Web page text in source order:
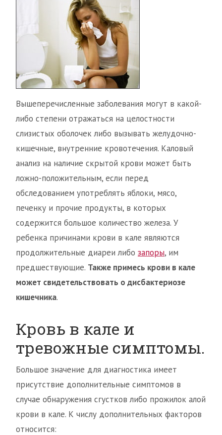
Вышеперечисленные заболевания могут в какой-
либо степени отражаться на целостности
слизистых оболочек либо вызывать желудочно-
кишечные, внутренние кровотечения. Каловый
анализ на наличие скрытой крови может быть
ложно-положительным, если перед
обследованием употреблять яблоки, мясо,
печенку и прочие продукты, в которых
содержится большое количество железа. У
ребенка причинами крови в кале являются
продолжительные диареи либо запоры, им
предшествующие. Также примесь крови в кале
может свидетельствовать о дисбактериозе
кишечника.
Кровь в кале и
тревожные симптомы.
Большое значение для диагностика имеет
присутствие дополнительные симптомов в
случае обнаружения сгустков либо прожилок алой
крови в кале. К числу дополнительных факторов
относится: